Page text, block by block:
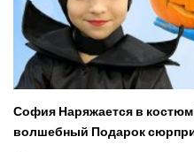
София Наряжается в
волшебный Подарок